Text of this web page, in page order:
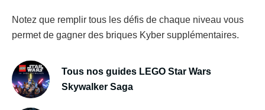
Notez que remplir tous les défis de chaque niveau vous
permet de gagner des briques Kyber supplémentaires.
Tous nos guides LEGO Star Wars
Skywalker Saga